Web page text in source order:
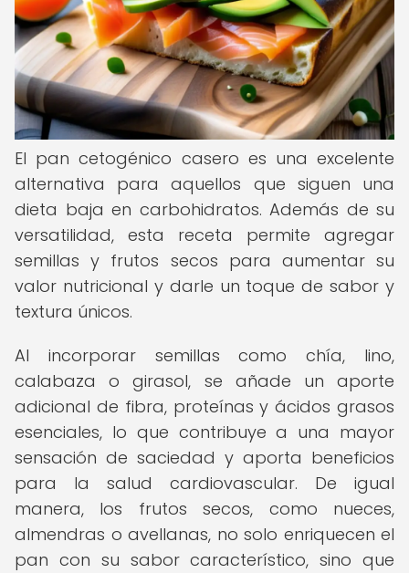
El pan cetogénico casero es una excelente
alternativa para aquellos que siguen una
dieta baja en carbohidratos. Además de su
versatilidad, esta receta permite agregar
semillas y frutos secos para aumentar su
valor nutricional y darle un toque de sabor y
textura únicos.
Al incorporar semillas como chía, lino,
calabaza o girasol, se añade un aporte
adicional de fibra, proteínas y ácidos grasos
esenciales, lo que contribuye a una mayor
sensación de saciedad y aporta beneficios
para la salud cardiovascular. De igual
manera, los frutos secos, como nueces,
almendras o avellanas, no solo enriquecen el
pan con su sabor característico, sino que